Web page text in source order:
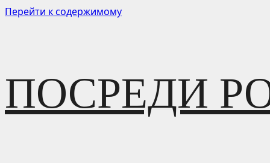
Перейти к содержимому
ПОСРЕДИ